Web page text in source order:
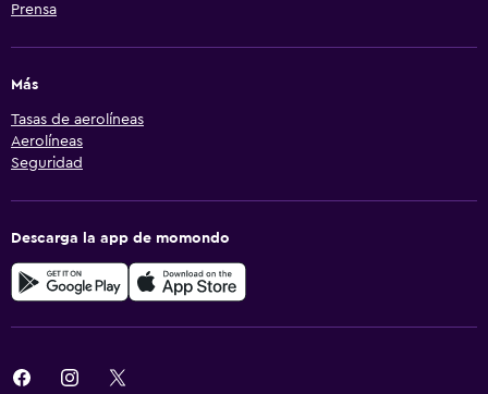
Prensa
Más
Tasas de aerolíneas
Aerolíneas
Seguridad
Descarga la app de momondo